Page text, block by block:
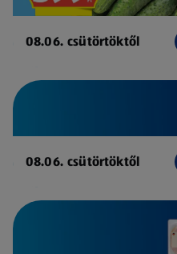
08.06. csütörtöktől
08.06. csütörtöktől